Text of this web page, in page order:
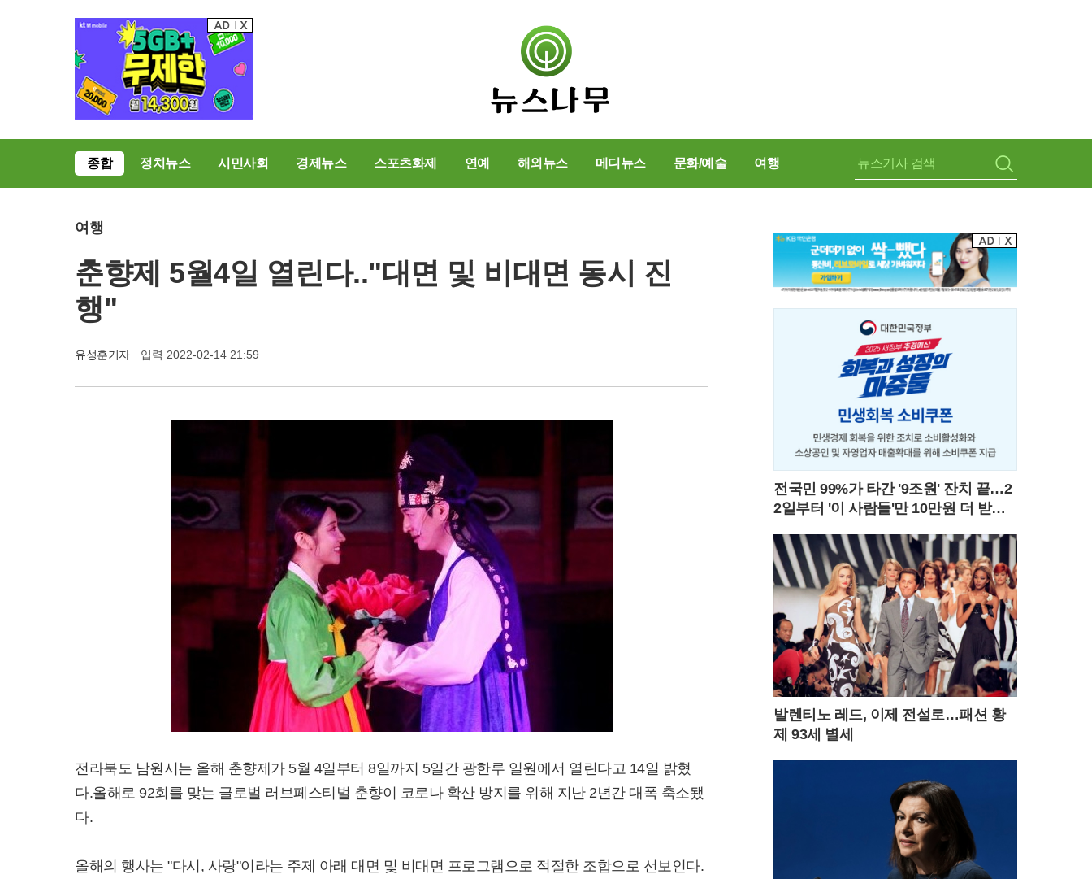
검
색
종합 정치뉴스 시민사회 경제뉴스 스포츠화제 연예 해외뉴스 메디뉴스 문화/예술 여행
여행
춘향제 5월4일 열린다.."대면 및 비대면 동시 진
행"
유성훈기자 입력 2022-02-14 21:59
전라북도 남원시는 올해 춘향제가 5월 4일부터 8일까지 5일간 광한루 일원에서 열린다고 14일 밝혔
다.올해로 92회를 맞는 글로벌 러브페스티벌 춘향이 코로나 확산 방지를 위해 지난 2년간 대폭 축소됐
다.
올해의 행사는 "다시, 사랑"이라는 주제 아래 대면 및 비대면 프로그램으로 적절한 조합으로 선보인다.
전국민 99%가 타간 '9조원' 잔치 끝…2
2일부터 '이 사람들'만 10만원 더 받는
발렌티노 레드, 이제 전설로…패션 황
제 93세 별세